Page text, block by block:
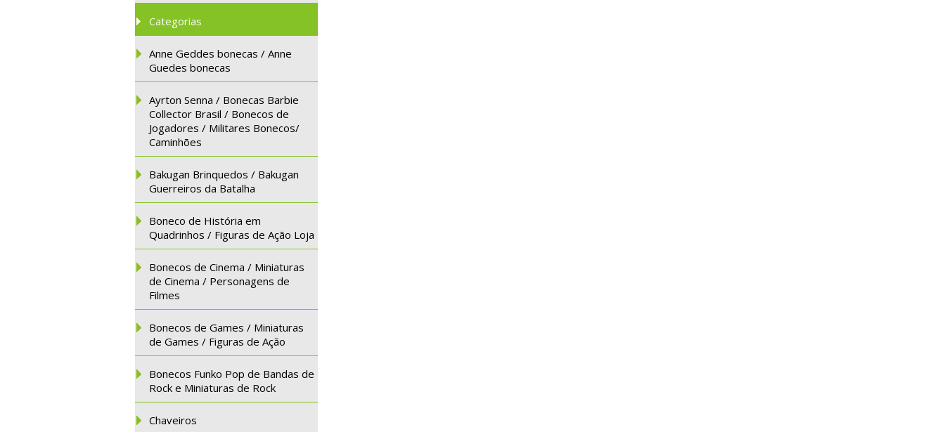
Categorias
Anne Geddes bonecas / Anne
Guedes bonecas
Ayrton Senna / Bonecas Barbie
Collector Brasil / Bonecos de
Jogadores / Militares Bonecos/
Caminhões
Bakugan Brinquedos / Bakugan
Guerreiros da Batalha
Boneco de História em
Quadrinhos / Figuras de Ação Loja
Bonecos de Cinema / Miniaturas
de Cinema / Personagens de
Filmes
Bonecos de Games / Miniaturas
de Games / Figuras de Ação
Bonecos Funko Pop de Bandas de
Rock e Miniaturas de Rock
Chaveiros